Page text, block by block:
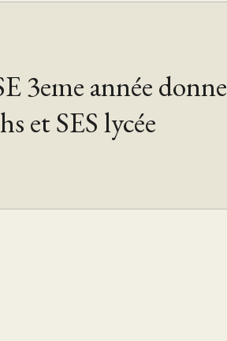
3eme année donne
et SES lycée